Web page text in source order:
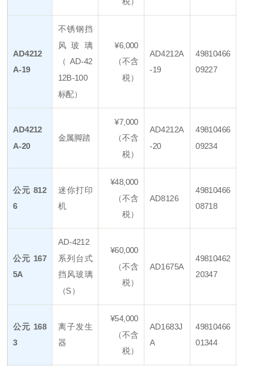
AD4212
A-19
不锈钢挡
风玻璃
（AD-42
12B-100
标配）
¥6,000
（不含
税）
AD4212A
-19
49810466
09227
AD4212
A-20
金属脚踏
¥7,000
（不含
税）
AD4212A
-20
49810466
09234
公元 812
6
迷你打印
机
¥48,000
（不含
税）
AD8126
49810466
08718
公元 167
5A
AD-4212
系列台式
挡风玻璃
（S）
¥60,000
（不含
税）
AD1675A
49810462
20347
公元 168
3
离子发生
器
¥54,000
（不含
税）
AD1683J
A
49810466
01344